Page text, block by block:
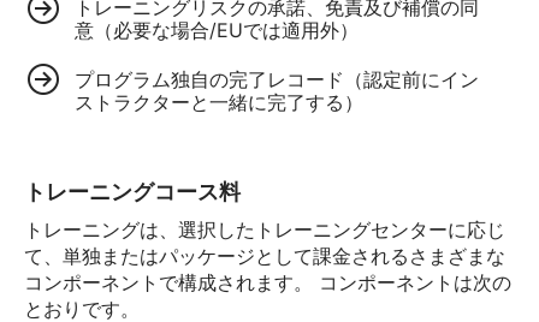
トレーニングリスクの承諾、免責及び補償の同
意（必要な場合/EUでは適用外）
プログラム独自の完了レコード（認定前にイン
ストラクターと一緒に完了する）
トレーニングコース料
トレーニングは、選択したトレーニングセンターに応じ
て、単独またはパッケージとして課金されるさまざまな
コンポーネントで構成されます。 コンポーネントは次の
とおりです。